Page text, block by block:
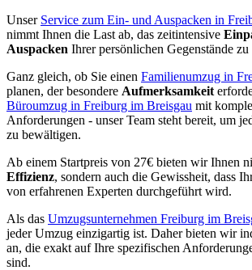
Unser Service zum Ein- und Auspacken in
nimmt Ihnen die Last ab, das zeitintensive
Auspacken Ihrer persönlichen Gegenstände zu
Ganz gleich, ob Sie einen Familienumzug in
planen, der besondere Aufmerksamkeit
Büroumzug in Freiburg im Breisgau mit
Anforderungen - unser Team steht bereit, um
zu bewältigen.
Ab einem Startpreis von 27€ bieten wir Ihnen
Effizienz, sondern auch die Gewissheit, dass
von erfahrenen Experten durchgeführt wird.
Als das Umzugsunternehmen Freiburg im
jeder Umzug einzigartig ist. Daher bieten wir
an, die exakt auf Ihre spezifischen
sind.